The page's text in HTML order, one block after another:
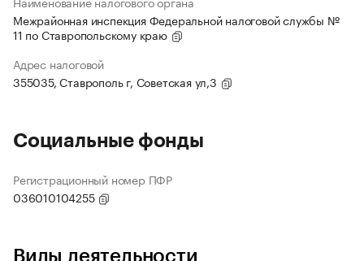
Межрайонная инспекция Федеральной налоговой службы №
11 по Ставропольскому краю
Адрес налоговой
355035, Ставрополь г, Советская ул,3
Социальные фонды
Регистрационный номер ПФР
036010104255
Виды деятельности